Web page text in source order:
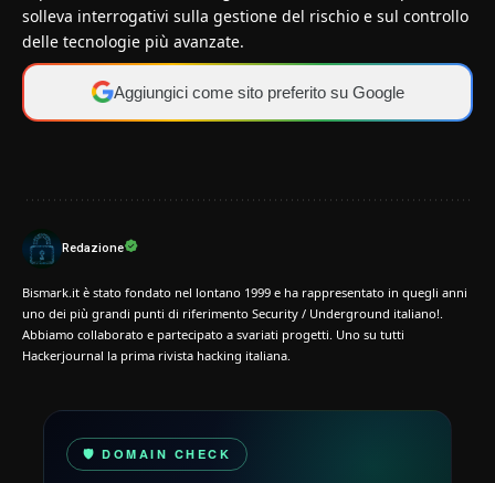
solleva interrogativi sulla gestione del rischio e sul controllo
delle tecnologie più avanzate.
Aggiungici come sito preferito su Google
Redazione
Bismark.it è stato fondato nel lontano 1999 e ha rappresentato in quegli anni
uno dei più grandi punti di riferimento Security / Underground italiano!.
Abbiamo collaborato e partecipato a svariati progetti. Uno su tutti
Hackerjournal la prima rivista hacking italiana.
🛡️ DOMAIN CHECK